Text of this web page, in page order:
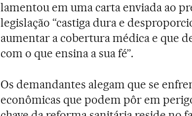
lamentou em uma carta enviada ao
legislação “castiga dura e
aumentar a cobertura médica e que
com o que ensina a sua fé”.
Os demandantes alegam que se
econômicas que podem pôr em